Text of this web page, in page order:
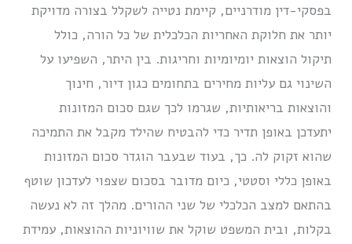
בפסקי-דין מודרניים, קיימת נטייה לשקלל בצורה מדויקת
יותר את חלוקת האחריות הכלכלית של כל הורה, כולל
תיקול הוצאות יומיומיות וחריגות. בין היתר, השפיעו על
השינוי גם עליות מחירים בתחומים כגון דיור, חינוך
והוצאות בריאותיות, שגרמו לכך שגם סכום המזונות
יתעדכן באופן תדיר כדי להבטיח שהילד מקבל את התמיכה
שהוא זקוק לה. כך, בעוד שבעבר הוגדר סכום המזונות
באופן כללי וסטטי, כיום מדובר בסכום שצפוי לעדכון שוטף
בהתאם למצב הכלכלי של שני ההורים. מהלך זה לא נעשה
בקלות, ובית המשפט שוקל את שוויוניות ההוצאות, עמידת